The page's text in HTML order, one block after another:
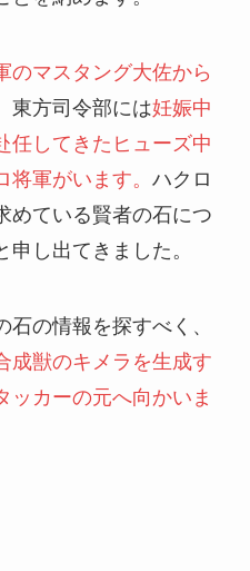
のマスタング大佐から
東方司令部には妊娠中
任してきたヒューズ中
軍がいます。 ハクロ
めている賢者の石につ
し出てきました。
の情報を探すべく、
成獣のキメラを生成す
ッカーの元へ向かいま